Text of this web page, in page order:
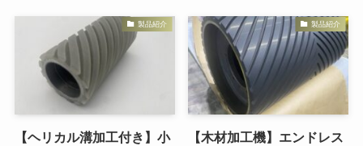
製品紹介
【ヘリカル溝加工付き】小
製品紹介
【木材加工機】エンドレス